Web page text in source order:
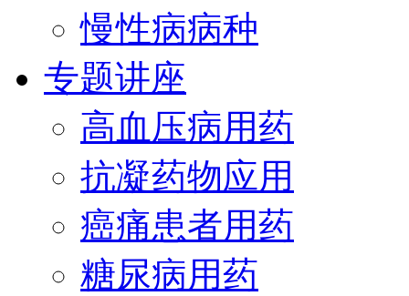
慢性病病种
专题讲座
高血压病用药
抗凝药物应用
癌痛患者用药
糖尿病用药